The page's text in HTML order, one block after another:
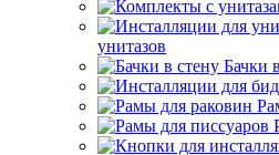
унитазов
Бачки